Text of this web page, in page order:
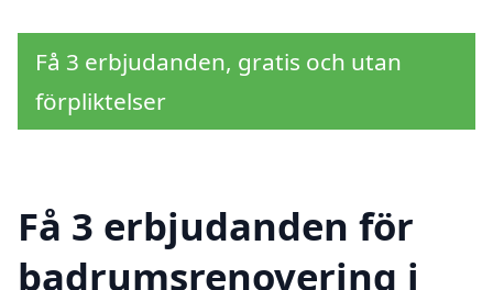
Få 3 erbjudanden, gratis och utan
förpliktelser
Få 3 erbjudanden för
badrumsrenovering i